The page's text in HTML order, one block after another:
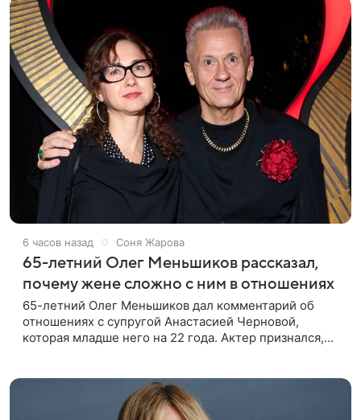
6 часов назад Соня Жарова
65-летний Олег Меньшиков рассказал,
почему жене сложно с ним в отношениях
65-летний Олег Меньшиков дал комментарий об
отношениях с супругой Анастасией Черновой,
которая младше него на 22 года. Актер признался,